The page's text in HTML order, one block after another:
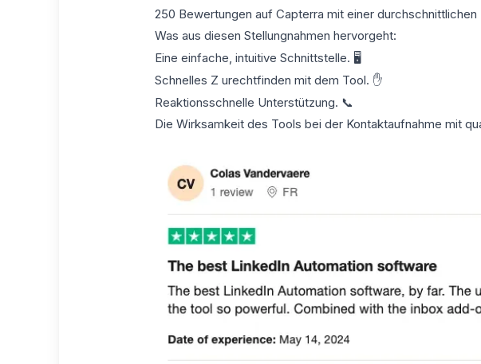
250 Bewertungen auf Capterra mit einer durchschnittlichen
Was aus diesen Stellungnahmen hervorgeht:
Eine einfache, intuitive Schnittstelle. 🖥️
Schnelles Z urechtfinden mit dem Tool. ✋
Reaktionsschnelle Unterstützung. 📞
Die Wirksamkeit des Tools bei der Kontaktaufnahme mit